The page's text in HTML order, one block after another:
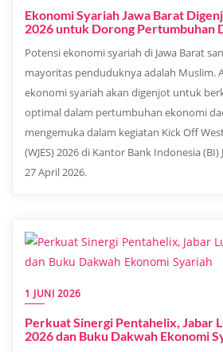
Ekonomi Syariah Jawa Barat
2026 untuk Dorong Pertumbuhan
Potensi ekonomi syariah di Jawa Barat
mayoritas penduduknya adalah Muslim.
ekonomi syariah akan digenjot untuk
optimal dalam pertumbuhan ekonomi
mengemuka dalam kegiatan Kick Off
(WJES) 2026 di Kantor Bank Indonesia
27 April 2026.
1 JUNI 2026
Perkuat Sinergi Pentahelix, Jabar
2026 dan Buku Dakwah Ekonomi